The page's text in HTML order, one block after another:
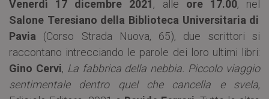
Venerdì 17 dicembre 2021, alle ore 17.00, nel
Salone Teresiano della Biblioteca Universitaria di
Pavia (Corso Strada Nuova, 65), due scrittori si
raccontano intrecciando le parole dei loro ultimi libri:
Gino Cervi, La fabbrica della nebbia. Piccolo viaggio
sentimentale dentro quel che cancella e svela,